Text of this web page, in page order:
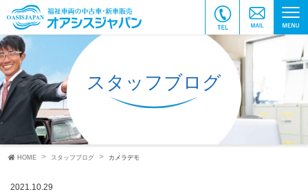
スタッフブログ
HOME スタッフブログ カメラデモ
2021.10.29